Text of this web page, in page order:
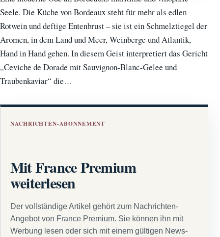
Seele. Die Küche von Bordeaux steht für mehr als edlen
Rotwein und deftige Entenbrust – sie ist ein Schmelztiegel der
Aromen, in dem Land und Meer, Weinberge und Atlantik,
Hand in Hand gehen. In diesem Geist interpretiert das Gericht
„Ceviche de Dorade mit Sauvignon-Blanc-Gelee und
Traubenkaviar“ die…
NACHRICHTEN-ABONNEMENT
Mit France Premium
weiterlesen
Der vollständige Artikel gehört zum Nachrichten-
Angebot von France Premium. Sie können ihn mit
Werbung lesen oder sich mit einem gültigen News-